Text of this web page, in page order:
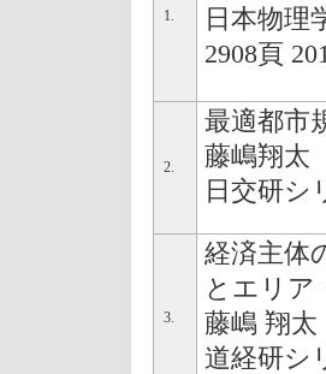
1.
日本物理
2908頁
2.
最適都市
藤嶋翔太
日交研シ
3.
経済主体
とエリア
藤嶋 翔太
道経研シ